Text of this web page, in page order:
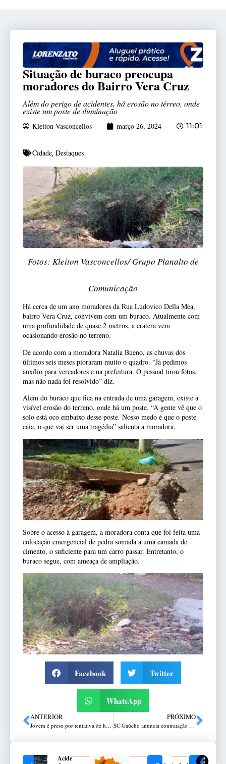
Situação de buraco preocupa
moradores do Bairro Vera Cruz
Além do perigo de acidentes, há erosão no térreo, onde
existe um poste de iluminação
Kleiton Vasconcellos março 26, 2024 11:01
Cidade, Destaques
Fotos: Kleiton Vasconcellos/ Grupo Planalto de
Comunicação
Há cerca de um ano moradores da Rua Ludovico Della Mea,
bairro Vera Cruz, convivem com um buraco. Atualmente com
uma profundidade de quase 2 metros, a cratera vem
ocasionando erosão no terreno.
De acordo com a moradora Natalia Bueno, as chuvas dos
últimos seis meses pioraram muito o quadro. “Já pedimos
auxílio para vereadores e na prefeitura. O pessoal tirou fotos,
mas não nada foi resolvido” diz.
Além do buraco que fica na entrada de uma garagem, existe a
visível erosão do terreno, onde há um poste. “A gente vê que o
solo está oco embaixo desse poste. Nosso medo é que o poste
caia, o que vai ser uma tragédia” salienta a moradora.
Sobre o acesso à garagem, a moradora conta que foi feita uma
colocação emergencial de pedra somada a uma camada de
cimento, o suficiente para um carro passar. Entretanto, o
buraco segue, com ameaça de ampliação.
Facebook Twitter
WhatsApp
ANTERIOR
Jovem é preso por tentativa de homicídio contra pai e filho
PRÓXIMO
SC Gaúcho anuncia contratação do goleiro André Lucas
Acidente